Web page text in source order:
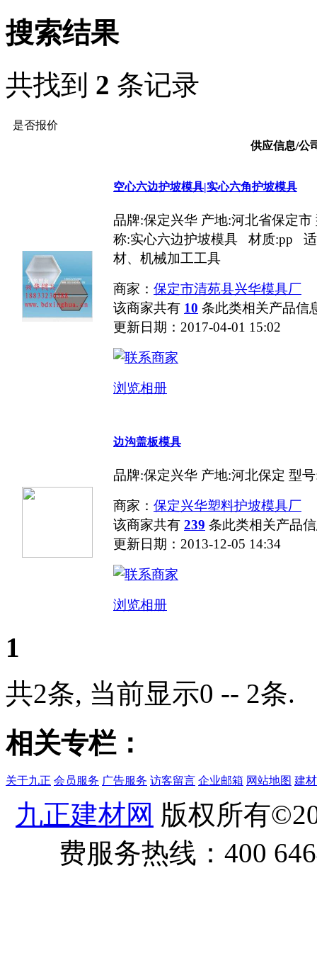
搜索结果
共找到 2 条记录
是否报价
供应信息/公
空心六边护坡模具|实心六角护坡模具
品牌:保定兴华 产地:河北省保定
称:实心六边护坡模具 材质:pp
材、机械加工工具
商家： 保定市清苑县兴华模具厂
该商家共有 10 条此类相关产品信
更新日期：2017-04-01 15:02
浏览相册
边沟盖板模具
品牌:保定兴华 产地:河北保定 型
商家： 保定兴华塑料护坡模具厂
该商家共有 239 条此类相关产品
更新日期：2013-12-05 14:34
浏览相册
1
共2条, 当前显示0 -- 2条.
相关专栏：
关于九正 会员服务 广告服务 访客留言 企业邮箱 网站地图 建
九正建材网 版权所有
费服务热线：400